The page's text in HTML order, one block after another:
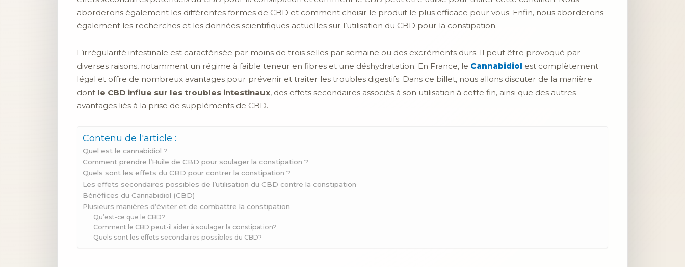
aborderons également les différentes formes de CBD et comment choisir le produit le plus efficace pour vous. Enfin, nous aborderons
également les recherches et les données scientifiques actuelles sur l’utilisation du CBD pour la constipation.
L’irrégularité intestinale est caractérisée par moins de trois selles par semaine ou des excréments durs. Il peut être provoqué par
diverses raisons, notamment un régime à faible teneur en fibres et une déshydratation. En France, le Cannabidiol est complètement
légal et offre de nombreux avantages pour prévenir et traiter les troubles digestifs. Dans ce billet, nous allons discuter de la manière
dont le CBD influe sur les troubles intestinaux, des effets secondaires associés à son utilisation à cette fin, ainsi que des autres
avantages liés à la prise de suppléments de CBD.
Contenu de l'article :
Quel est le cannabidiol ?
Comment prendre l’Huile de CBD pour soulager la constipation ?
Quels sont les effets du CBD pour contrer la constipation ?
Les effets secondaires possibles de l’utilisation du CBD contre la constipation
Bénéfices du Cannabidiol (CBD)
Plusieurs manières d’éviter et de combattre la constipation
Qu’est-ce que le CBD?
Comment le CBD peut-il aider à soulager la constipation?
Quels sont les effets secondaires possibles du CBD?